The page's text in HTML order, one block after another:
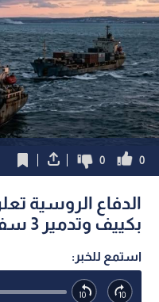
0
0
الدفاع الروسية
بكييف وتدمير 3 سفن أسلحة قبالة أوديسا
استمع للخبر: